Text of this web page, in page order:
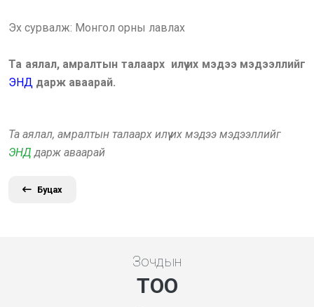
Эх сурвалж: Монгол орны лавлах
Та аялал, амралтын талаарх илүү их мэдээ мэдээллийг
ЭНД дарж аваарай.
Та аялал, амралтын талаарх илүү их мэдээ мэдээллийг
ЭНД дарж аваарай
Буцах
Зочдын
ТОО